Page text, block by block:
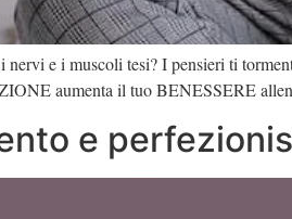
e i muscoli tesi? I pensieri ti
aumenta il tuo BENESSERE
e